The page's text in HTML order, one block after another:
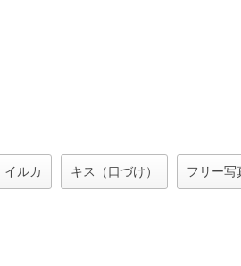
イルカ キス（口づけ） フリー写